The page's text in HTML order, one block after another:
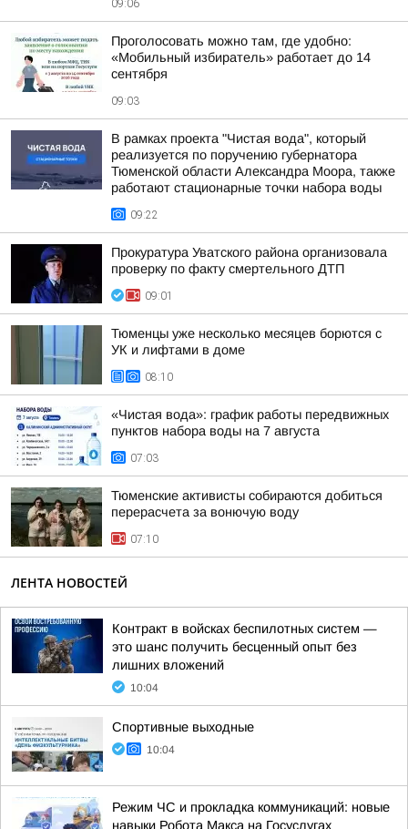
09:06
Проголосовать можно там, где удобно:
«Мобильный избиратель» работает до 14
сентября
09:03
В рамках проекта "Чистая вода", который
реализуется по поручению губернатора
Тюменской области Александра Моора, также
работают стационарные точки набора воды
09:22
Прокуратура Уватского района организовала
проверку по факту смертельного ДТП
09:01
Тюменцы уже несколько месяцев борются с
УК и лифтами в доме
08:10
«Чистая вода»: график работы передвижных
пунктов набора воды на 7 августа
07:03
Тюменские активисты собираются добиться
перерасчета за вонючую воду
07:10
ЛЕНТА НОВОСТЕЙ
Контракт в войсках беспилотных систем —
это шанс получить бесценный опыт без
лишних вложений
10:04
Спортивные выходные
10:04
Режим ЧС и прокладка коммуникаций: новые
навыки Робота Макса на Госуслугах